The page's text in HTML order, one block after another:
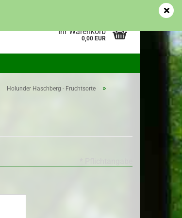
Ihr Warenkorb
0,00 EUR
Topf-/Containerpflanzen
Wurzelware Ziergehölze
Holunder Haschberg - Fruchtsorte »